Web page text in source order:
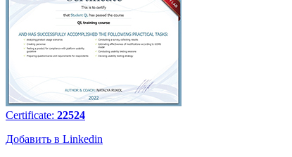
Certificate: 22524
Добавить в Linkedin